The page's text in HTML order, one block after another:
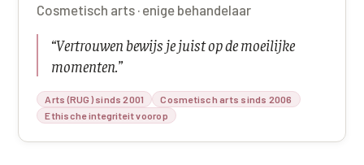
Cosmetisch arts · enige behandelaar
“Vertrouwen bewijs je juist op de moeilijke
momenten. ”
Arts (RUG) sinds 2001
Cosmetisch arts sinds 2006
Ethische integriteit voorop